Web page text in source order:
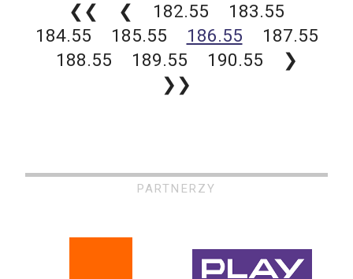
❮❮ ❮ 182.55
183.55
184.55
185.55 186.55
187.55
188.55
189.55 190.55
❯
❯❯
PARTNERZY